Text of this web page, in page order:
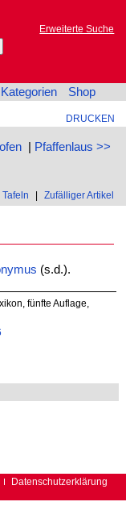
Erweiterte Suche
Kategorien Shop
DRUCKEN
| Pfaffenlaus >>
Tafeln Zufälliger Artikel
(s.d.).
fünfte Auflage,
Datenschutzerklärung